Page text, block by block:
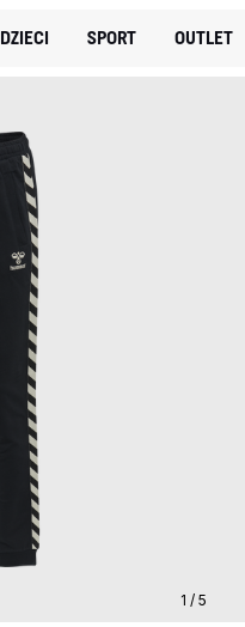
DZIECI SPORT OUTLET
1 / 5